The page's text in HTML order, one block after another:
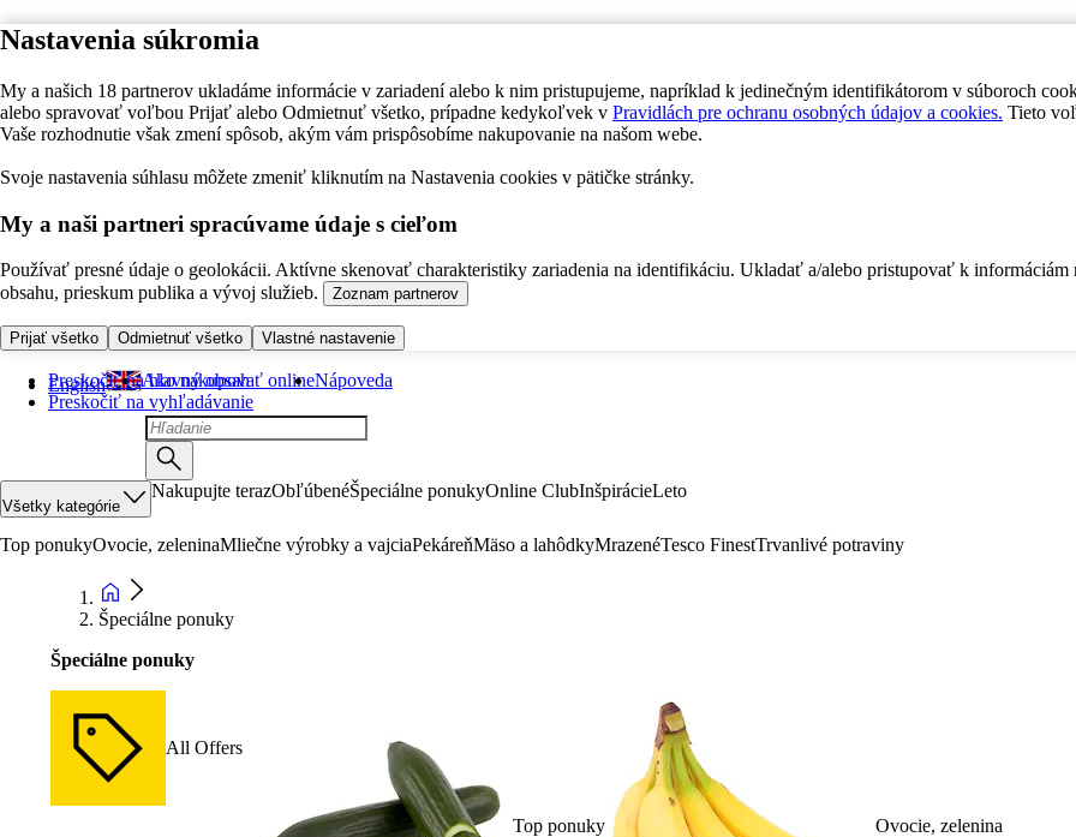
Nastavenia súkromia
My a našich 18 partnerov ukladáme informácie v zariadení alebo k nim pristupujeme, napríklad k jedinečným identifikátorom v súboroch
alebo spravovať voľbou Prijať alebo Odmietnuť všetko, prípadne kedykoľvek v Pravidlách pre ochranu osobných údajov a cookies. Tieto
Vaše rozhodnutie však zmení spôsob, akým vám prispôsobíme nakupovanie na našom webe.
Svoje nastavenia súhlasu môžete zmeniť kliknutím na Nastavenia cookies v pätičke stránky.
My a naši partneri spracúvame údaje s cieľom
Používať presné údaje o geolokácii. Aktívne skenovať charakteristiky zariadenia na identifikáciu. Ukladať a/alebo pristupovať k informáciám
obsahu, prieskum publika a vývoj služieb.
Zoznam partnerov
Prijať všetko Odmietnuť všetko Vlastné nastavenie
Preskočiť na hlavný obsah
Preskočiť na vyhľadávanie
English Ako nakupovať onlineNápoveda
Všetky kategórie
Nakupujte terazObľúbenéŠpeciálne ponukyOnline ClubInšpirácieLeto
Top ponukyOvocie, zeleninaMliečne výrobky a vajciaPekáreňMäso a lahôdkyMrazenéTesco FinestTrvanlivé potraviny
Špeciálne ponuky
Špeciálne ponuky
All Offers
Top ponuky Ovocie, zelenina